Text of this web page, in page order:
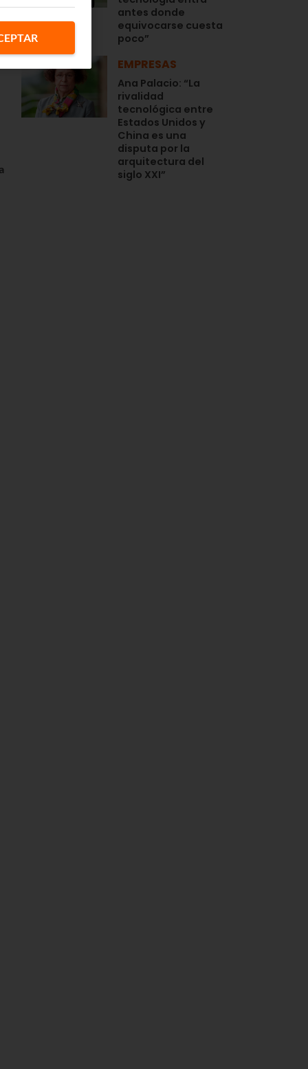
antes donde
equivocarse cuesta
poco”
EMPRESAS
Ana Palacio: “La
rivalidad
tecnológica entre
Estados Unidos y
China es una
disputa por la
arquitectura del
siglo XXI”